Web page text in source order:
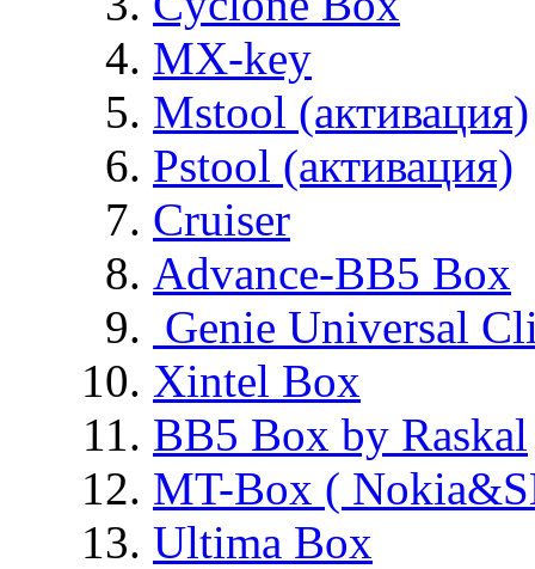
MX-key
Mstool (активация)
Pstool (активация)
Cruiser
Advance-BB5 Box
Genie Universal
Xintel Box
BB5 Box by Raskal
MT-Box (
Ultima Box